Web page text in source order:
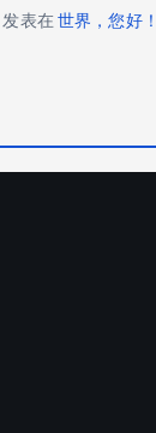
发表在世界，您好！